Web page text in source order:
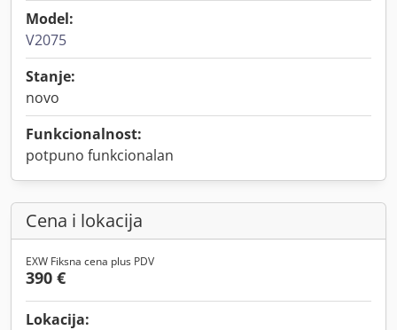
Model:
V2075
Stanje:
novo
Funkcionalnost:
potpuno funkcionalan
Cena i lokacija
EXW Fiksna cena plus PDV
390 €
Lokacija: